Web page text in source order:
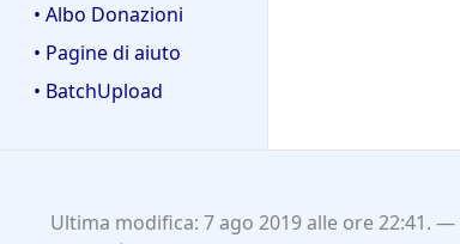
• Albo Donazioni
• Pagine di aiuto
• BatchUpload
Ultima modifica: 7 ago 2019 alle ore 22:41.